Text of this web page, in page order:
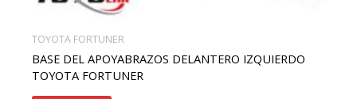
TOYOTA FORTUNER
BASE DEL APOYABRAZOS DELANTERO IZQUIERDO
TOYOTA FORTUNER